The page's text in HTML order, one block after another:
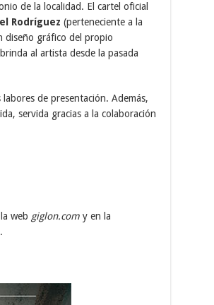
de la localidad. El cartel oficial
Rodríguez (perteneciente a la
diseño gráfico del propio
al artista desde la pasada
de presentación. Además,
servida gracias a la colaboración
web giglon.comy en la